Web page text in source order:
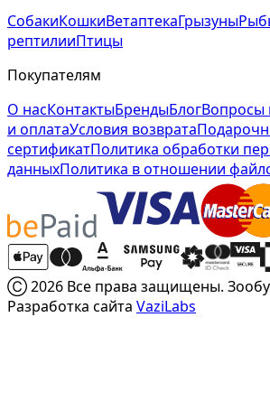
СобакиКошкиВетаптекаГрызуны
рептилииПтицы
Покупателям
О насКонтактыБрендыБлогВопросы
и оплатаУсловия возврата
сертификатПолитика обработки
данныхПолитика в отношении
Ⓒ 2026 Все права защищены.
Разработка сайта VaziLabs